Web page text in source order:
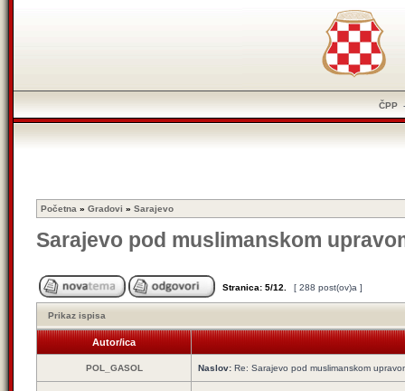
ČPP
Početna » Gradovi » Sarajevo
Sarajevo pod muslimanskom
Stranica: 5/12 [ 288 post(ov)a ]
Prikaz ispisa
Autor/ica
POL_GASOL Naslov: Re: Sarajevo pod muslimanskom